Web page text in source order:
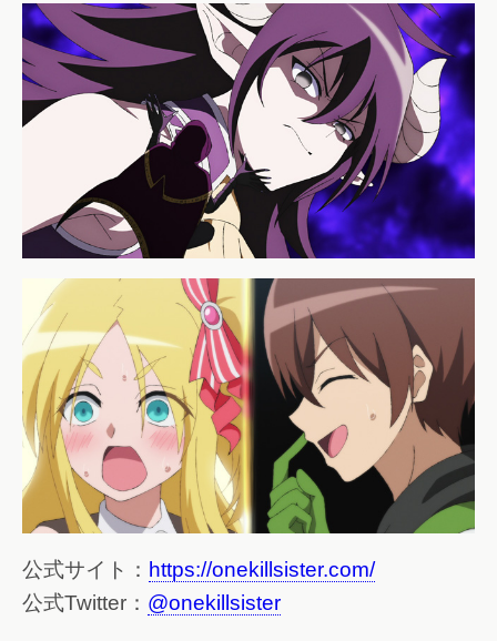
公式サイト： https://onekillsister.com/
公式Twitter： @onekillsister